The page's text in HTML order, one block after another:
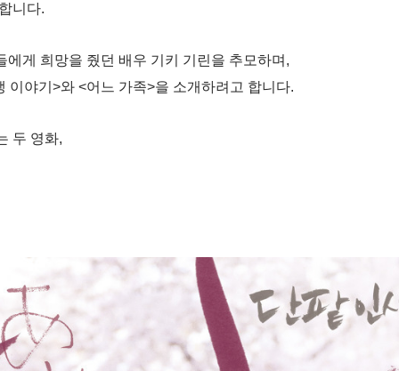
니다.
게 희망을 줬던 배우 기키 기린을 추모하며,
이야기>와 <어느 가족>을 소개하려고 합니다.
두 영화,